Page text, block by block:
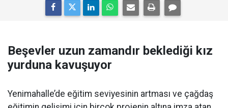
Beşevler uzun zamandır beklediği kız
yurduna kavuşuyor
Yenimahalle’de eğitim seviyesinin artması ve çağdaş